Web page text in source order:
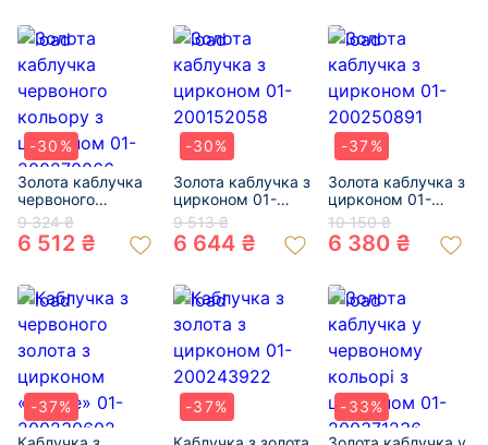
-30%
Золота каблучка
червоного
кольору з
цирконом 01-
200270066
9 324 ₴
6 512 ₴
-30%
Золота каблучка з
цирконом 01-
200152058
9 513 ₴
6 644 ₴
-37%
Золота каблучка з
цирконом 01-
200250891
10 150 ₴
6 380 ₴
-37%
-37%
-33%